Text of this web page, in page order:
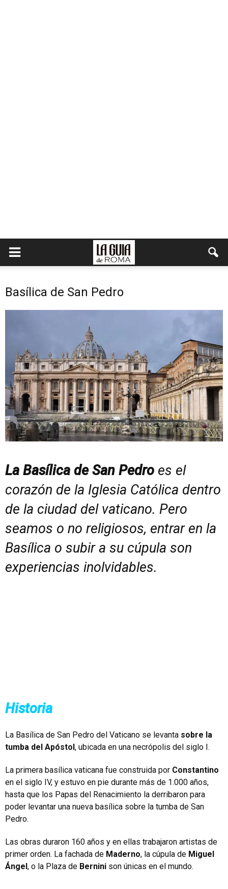
Basílica de San Pedro
La Basílica de San Pedro es el
corazón de la Iglesia Católica dentro
de la ciudad del vaticano. Pero
seamos o no religiosos, entrar en la
Basílica o subir a su cúpula son
experiencias inolvidables.
Historia
La Basílica de San Pedro del Vaticano se levanta sobre la
tumba del Apóstol , ubicada en una necrópolis del siglo I.
La primera basílica vaticana fue construida por Constantino
en el siglo IV, y estuvo en pie durante más de 1.000 años,
hasta que los Papas del Renacimiento la derribaron para
poder levantar una nueva basílica sobre la tumba de San
Pedro.
Las obras duraron 160 años y en ellas trabajaron artistas de
primer orden. La fachada de Maderno, la cúpula de Miguel
Ángel , o la Plaza de Bernini son únicas en el mundo.